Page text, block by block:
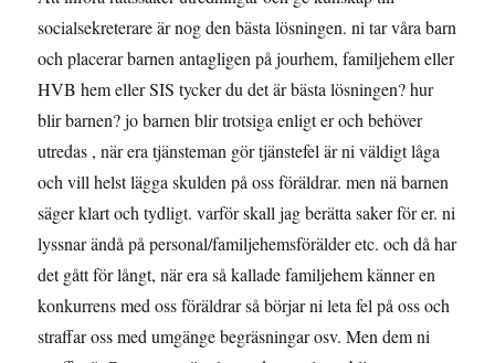
socialsekreterare är nog den bästa lösningen. ni tar våra barn
och placerar barnen antagligen på jourhem, familjehem eller
HVB hem eller SIS tycker du det är bästa lösningen? hur
blir barnen? jo barnen blir trotsiga enligt er och behöver
utredas , när era tjänsteman gör tjänstefel är ni väldigt låga
och vill helst lägga skulden på oss föräldrar. men nä barnen
säger klart och tydligt. varför skall jag berätta saker för er. ni
lyssnar ändå på personal/familjehemsförälder etc. och då har
det gått för långt, när era så kallade familjehem känner en
konkurrens med oss föräldrar så börjar ni leta fel på oss och
straffar oss med umgänge begräsningar osv. Men dem ni